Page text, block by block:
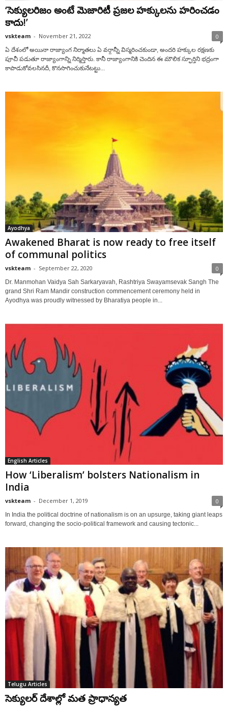
‘‌సెక్యులరిజం అంటే మెజారిటీ ప్రజల హక్కులను హరించడం
కాదు!’
vskteam - November 21, 2022 0
ఏ దేశంలో అయినా రాజ్యాంగ నిర్మాతలు ఏ వర్గాన్నీ విస్మరించకుండా, అందరి హక్కుల రక్షణకు
పూచీ పడుతూ రాజ్యాంగాన్ని నిర్మిస్తారు. కానీ రాజ్యాంగానికి చెందిన ఈ మౌలిక స్ఫూర్తిని భద్రంగా
కాపాడుకోవలసినదీ, కొనసాగించుకునేటట్టు...
Ayodhya
Awakened Bharat is now ready to free itself
of communal politics
vskteam - September 22, 2020 0
Dr. Manmohan Vaidya Sah Sarkaryavah, Rashtriya Swayamsevak Sangh The
grand Shri Ram Mandir construction commencement ceremony held in
Ayodhya was proudly witnessed by Bharatiya people in...
English Articles
How ‘Liberalism’ bolsters Nationalism in
India
vskteam - December 1, 2019 0
In India the political doctrine of nationalism is on an upsurge, taking giant leaps
forward, changing the socio-political framework and causing tectonic...
Telugu Articles
సెక్యులర్ దేశాల్లో మత ప్రాధాన్యత